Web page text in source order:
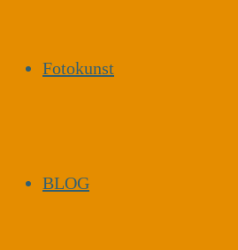
Fotokunst
BLOG